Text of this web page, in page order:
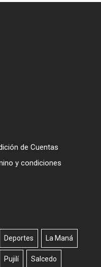
de Cuentas
y condiciones
Deportes La Maná
Pujilí Salcedo